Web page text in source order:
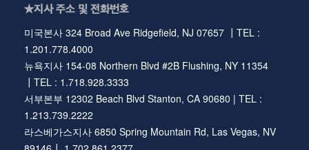
★지사 주소 및 전화번호
미국본사 324 Broad Ave Ridgefield, NJ 07657 ┃TEL :
1.201.778.4000
뉴욕지사 154-08 Northern Blvd #2B Flushing, NY 11354
┃TEL : 1.718.928.3333
서부본부 12302 Beach Blvd Stanton, CA 90680 | TEL :
1.213.739.2222
라스베가스지사 6850 Spring Mountain Rd, Las Vegas, NV